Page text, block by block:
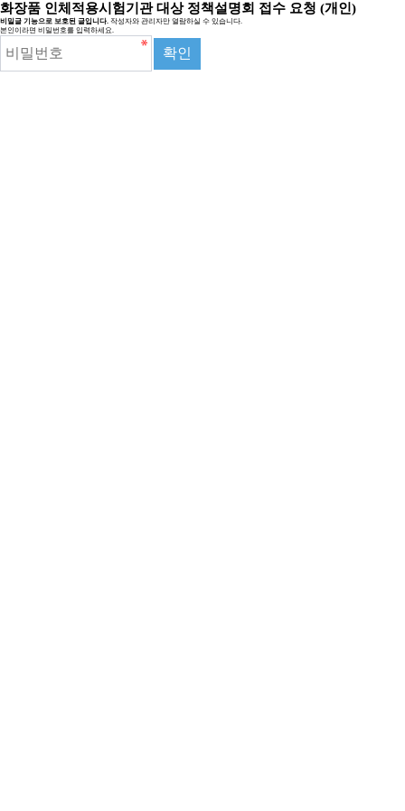
화장품 인체적용시험기관 대상 정책설명회 접수 요청 (개인)
비밀글 기능으로 보호된 글입니다. 작성자와 관리자만 열람하실 수 있습니다.
본인이라면 비밀번호를 입력하세요.